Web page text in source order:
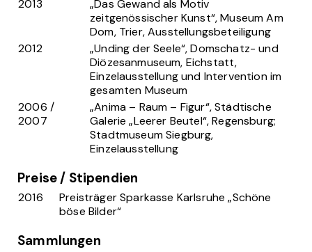
2013
„Das Gewand als Motiv
zeitgenössischer Kunst“, Museum Am
Dom, Trier, Ausstellungsbeteiligung
2012
„Unding der Seele“, Domschatz- und
Diözesanmuseum, Eichstatt,
Einzelausstellung und Intervention im
gesamten Museum
2006 /
2007
„Anima – Raum – Figur“, Städtische
Galerie „Leerer Beutel“, Regensburg;
Stadtmuseum Siegburg,
Einzelausstellung
Preise / Stipendien
2016
Preisträger Sparkasse Karlsruhe „Schöne
böse Bilder“
Sammlungen